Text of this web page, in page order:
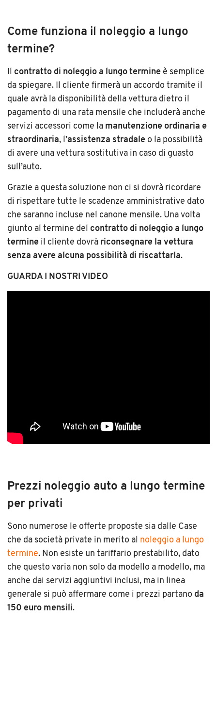
Come funziona il noleggio a lungo
termine?
Il contratto di noleggio a lungo termine è semplice
da spiegare. Il cliente firmerà un accordo tramite il
quale avrà la disponibilità della vettura dietro il
pagamento di una rata mensile che includerà anche
servizi accessori come la manutenzione ordinaria e
straordinaria, l’assistenza stradale o la possibilità
di avere una vettura sostitutiva in caso di guasto
sull’auto.
Grazie a questa soluzione non ci si dovrà ricordare
di rispettare tutte le scadenze amministrative dato
che saranno incluse nel canone mensile. Una volta
giunto al termine del contratto di noleggio a lungo
termine il cliente dovrà riconsegnare la vettura
senza avere alcuna possibilità di riscattarla.
GUARDA I NOSTRI VIDEO
Prezzi noleggio auto a lungo termine
per privati
Sono numerose le offerte proposte sia dalle Case
che da società private in merito al noleggio a lungo
termine. Non esiste un tariffario prestabilito, dato
che questo varia non solo da modello a modello, ma
anche dai servizi aggiuntivi inclusi, ma in linea
generale si può affermare come i prezzi partano da
150 euro mensili.